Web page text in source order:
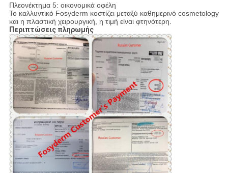
Πλεονέκτημα 5: οικονομικά οφέλη
Το καλλυντικό Fosyderm κοστίζει μεταξύ καθημερινό cosmetology
και η πλαστική χειρουργική, η τιμή είναι φτηνότερη.
Περιπτώσεις πληρωμής